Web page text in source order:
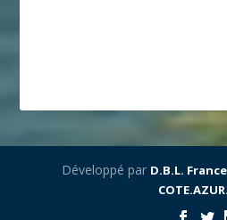
Développé par D.B.L. France